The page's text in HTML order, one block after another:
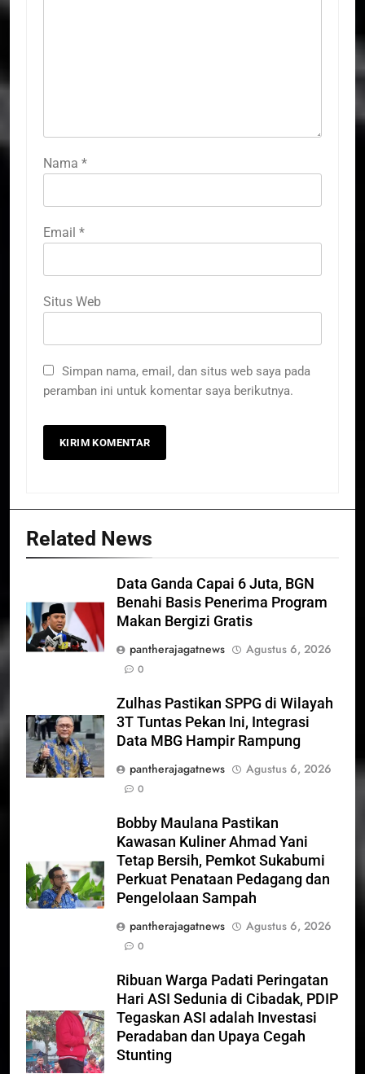
Nama *
Email *
Situs Web
Simpan nama, email, dan situs web saya pada
peramban ini untuk komentar saya berikutnya.
Related News
Data Ganda Capai 6 Juta, BGN
Benahi Basis Penerima Program
Makan Bergizi Gratis
pantherajagatnews
Agustus 6, 2026
0
Zulhas Pastikan SPPG di Wilayah
3T Tuntas Pekan Ini, Integrasi
Data MBG Hampir Rampung
pantherajagatnews
Agustus 6, 2026
0
Bobby Maulana Pastikan
Kawasan Kuliner Ahmad Yani
Tetap Bersih, Pemkot Sukabumi
Perkuat Penataan Pedagang dan
Pengelolaan Sampah
pantherajagatnews
Agustus 6, 2026
0
Ribuan Warga Padati Peringatan
Hari ASI Sedunia di Cibadak, PDIP
Tegaskan ASI adalah Investasi
Peradaban dan Upaya Cegah
Stunting